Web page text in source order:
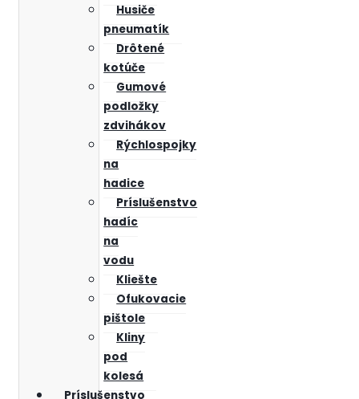
Husiče
pneumatík
Drôtené
kotúče
Gumové
podložky
zdvihákov
Rýchlospojky
na
hadice
Príslušenstvo
hadíc
na
vodu
Kliešte
Ofukovacie
pištole
Kliny
pod
kolesá
Príslušenstvo